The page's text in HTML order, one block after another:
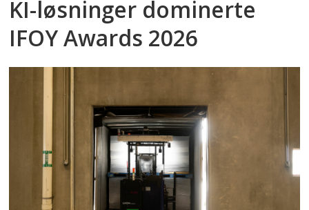
KI-løsninger dominerte
IFOY Awards 2026